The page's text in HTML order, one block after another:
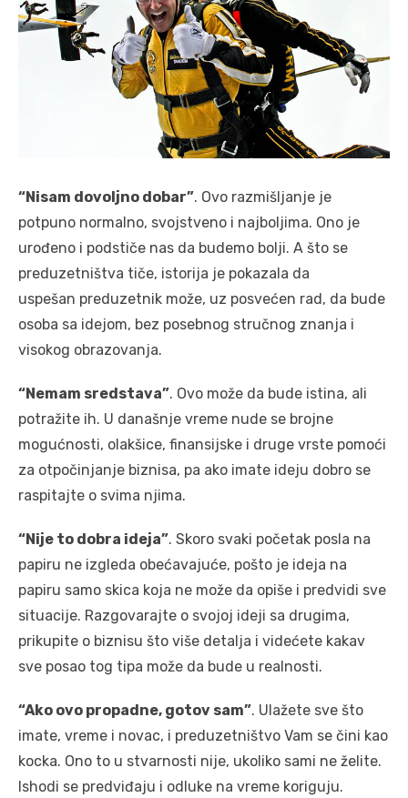
“Nisam dovoljno dobar”. Ovo razmišljanje je
potpuno normalno, svojstveno i najboljima. Ono je
urođeno i podstiče nas da budemo bolji. A što se
preduzetništva tiče, istorija je pokazala da
uspešan preduzetnik može, uz posvećen rad, da bude
osoba sa idejom, bez posebnog stručnog znanja i
visokog obrazovanja.
“Nemam sredstava”. Ovo može da bude istina, ali
potražite ih. U današnje vreme nude se brojne
mogućnosti, olakšice, finansijske i druge vrste pomoći
za otpočinjanje biznisa, pa ako imate ideju dobro se
raspitajte o svima njima.
“Nije to dobra ideja”. Skoro svaki početak posla na
papiru ne izgleda obećavajuće, pošto je ideja na
papiru samo skica koja ne može da opiše i predvidi sve
situacije. Razgovarajte o svojoj ideji sa drugima,
prikupite o biznisu što više detalja i videćete kakav
sve posao tog tipa može da bude u realnosti.
“Ako ovo propadne, gotov sam”. Ulažete sve što
imate, vreme i novac, i preduzetništvo Vam se čini kao
kocka. Ono to u stvarnosti nije, ukoliko sami ne želite.
Ishodi se predviđaju i odluke na vreme koriguju.